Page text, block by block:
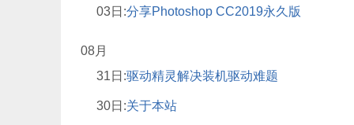
03日:分享Photoshop CC2019永久版
08月
31日:驱动精灵解决装机驱动难题
30日:关于本站